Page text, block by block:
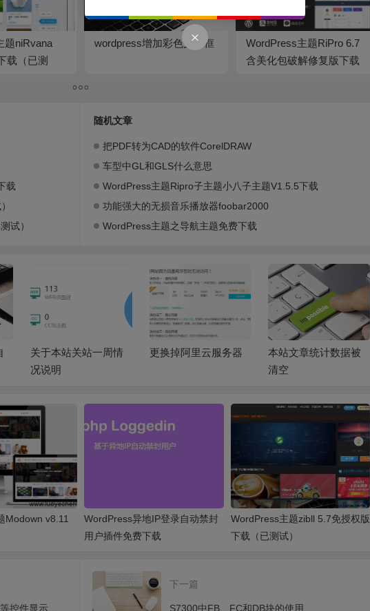
题niRvana
载（已测
wordpress增加彩色文本框
WordPress主题RiPro 6.7
含美化包破解修复版下载
载
试）
随机文章
把PDF转为CAD的软件CorelDRAW
车型中GL和GLS什么意思
WordPress主题Ripro子主题小八子主题V1.5.5下载
功能强大的无损音乐播放器foobar2000
WordPress主题之导航主题免费下载
关于本站关站一周情
况说明
更换掉阿里云服务器
本站文章统计数据被
清空
Modown v8.11
WordPress异地IP登录自动禁封
用户插件免费下载
WordPress主题zibll 5.7免授权版
下载（已测试）
下一篇
S7300中FB、FC和DB块的使用